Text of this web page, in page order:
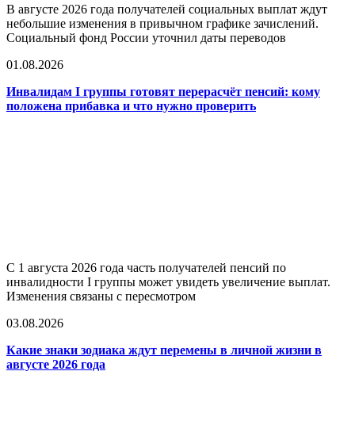
В августе 2026 года получателей социальных выплат ждут
небольшие изменения в привычном графике зачислений.
Социальный фонд России уточнил даты переводов
01.08.2026
Инвалидам I группы готовят перерасчёт пенсий: кому
положена прибавка и что нужно проверить
С 1 августа 2026 года часть получателей пенсий по
инвалидности I группы может увидеть увеличение выплат.
Изменения связаны с пересмотром
03.08.2026
Какие знаки зодиака ждут перемены в личной жизни в
августе 2026 года